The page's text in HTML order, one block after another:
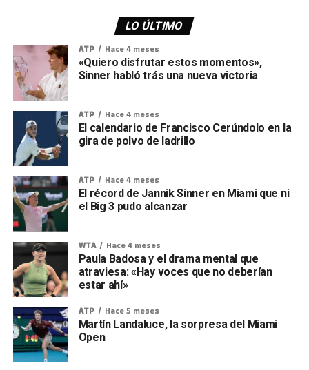
LO ÚLTIMO
ATP Hace 4 meses
«Quiero disfrutar estos momentos»,
Sinner habló trás una nueva victoria
ATP Hace 4 meses
El calendario de Francisco Cerúndolo en la
gira de polvo de ladrillo
ATP Hace 4 meses
El récord de Jannik Sinner en Miami que ni
el Big 3 pudo alcanzar
WTA Hace 4 meses
Paula Badosa y el drama mental que
atraviesa: «Hay voces que no deberían
estar ahí»
ATP Hace 5 meses
Martín Landaluce, la sorpresa del Miami
Open